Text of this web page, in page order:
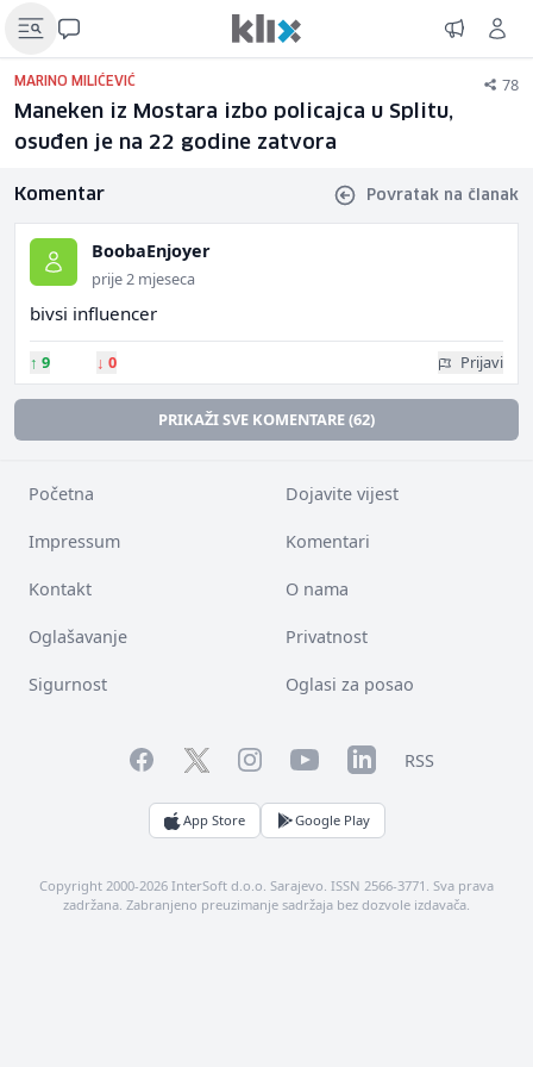
MARINO MILIĆEVIĆ 78
Maneken iz Mostara izbo policajca u Splitu,
osuđen je na 22 godine zatvora
Komentar Povratak na članak
BoobaEnjoyer
prije 2 mjeseca
bivsi influencer
↑ 9 ↓ 0 Prijavi
PRIKAŽI SVE KOMENTARE (62)
Početna Dojavite vijest
Impressum Komentari
Kontakt O nama
Oglašavanje Privatnost
Sigurnost Oglasi za posao
FacebookTwitterInstagramYouTubeLinkedInRSS
App Store Google Play
Copyright 2000-2026 InterSoft d.o.o. Sarajevo. ISSN 2566-3771. Sva prava
zadržana. Zabranjeno preuzimanje sadržaja bez dozvole izdavača.